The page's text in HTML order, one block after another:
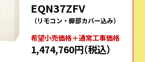
EQN37ZFV
（リモコン・脚部カバー込み）
希望⼩売価格＋通常⼯事価格
1,474,760円（税込）